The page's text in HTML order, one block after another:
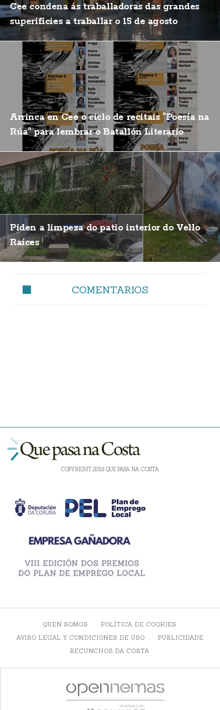
Cee condena ás traballadoras das grandes
superificies a traballar o 15 de agosto
Arrinca en Cee o ciclo de recitais "Poesía na
Rúa" para lembrar o Batallón Literario
Piden a limpeza do patio interior do Vello
Raíces
COMENTARIOS
COPYRIGHT 2019 QUE PASA NA COSTA
QUEN SOMOS
POLÍTICA DE COOKIES
AVISO LEGAL Y CONDICIONES DE USO
PUBLICIDADE
RECUNCHOS DA COSTA